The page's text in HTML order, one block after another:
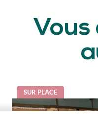
Vous
SUR PLACE